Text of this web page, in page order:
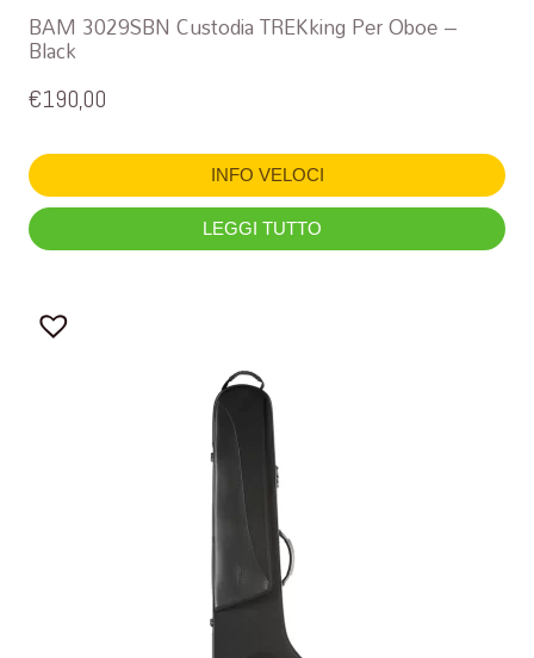
BAM 3029SBN Custodia TREKking Per Oboe –
Black
€190,00
INFO VELOCI
LEGGI TUTTO